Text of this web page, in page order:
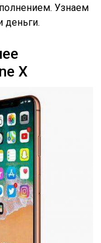
Узнаем
деньги.
X